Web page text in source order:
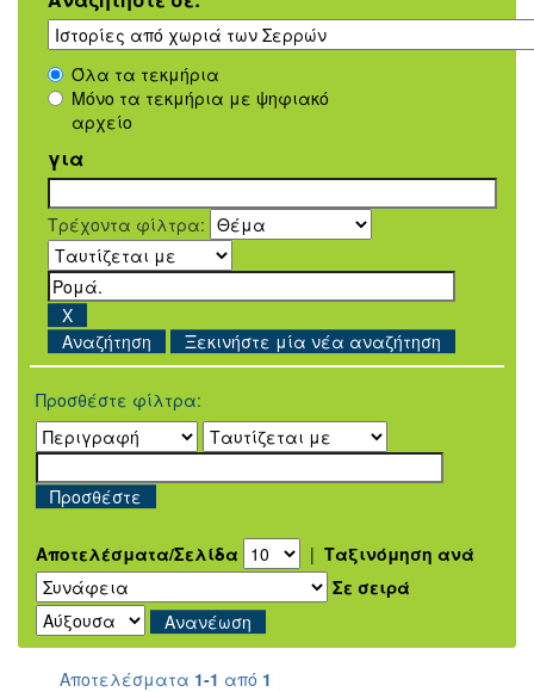
Όλα τα τεκμήρια
Μόνο τα τεκμήρια με ψηφιακό
αρχείο
για
Τρέχοντα φίλτρα:
Ξεκινήστε μία νέα αναζήτηση
Προσθέστε φίλτρα:
Αποτελέσματα/Σελίδα | Ταξινόμηση ανά
Σε σειρά
Αποτελέσματα 1-1 από 1